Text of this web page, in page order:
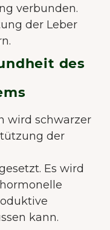
verbunden.
der Leber
des
wird schwarzer
der
Es wird
kann.